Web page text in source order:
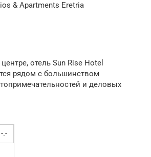
& Apartments Eretria
отель Sun Rise Hotel
рядом с большинством
и деловых
-.-